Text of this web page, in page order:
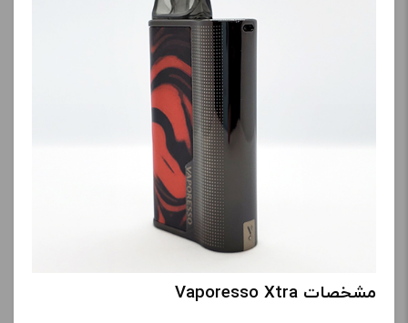
مشخصات Vaporesso Xtra